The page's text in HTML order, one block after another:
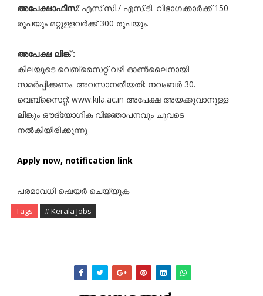
അപേക്ഷാഫീസ്: എസ്.സി./ എസ്.ടി. വിഭാഗക്കാർക്ക് 150
രൂപയും മറ്റുള്ളവർക്ക് 300 രൂപയും.
അപേക്ഷ ലിങ്ക് :
കിലയുടെ വെബ്സൈറ്റ് വഴി ഓൺലൈനായി
സമർപ്പിക്കണം. അവസാനതീയതി: നവംബർ 30.
വെബ്സൈറ്റ്: www.kila.ac.in അപേക്ഷ അയക്കുവാനുള്ള
ലിങ്കും ഔദ്യോഗിക വിജ്ഞാപനവും ചുവടെ
നൽകിയിരിക്കുന്നു
Apply now, notification link
പരമാവധി ഷെയർ ചെയ്യുക
Tags # Kerala Jobs